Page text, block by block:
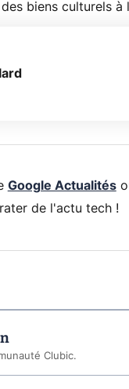
biens culturels à
Google Actualités
de l'actu tech !
Clubic.